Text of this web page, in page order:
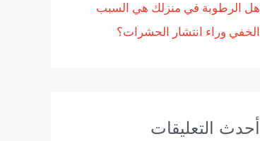
هل الرطوبة في منزلك هي السبب
الخفي وراء انتشار الحشرات؟
أحدث التعليقات